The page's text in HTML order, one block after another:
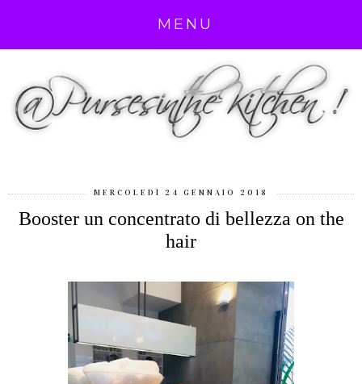
MENU
MERCOLEDÌ 24 GENNAIO 2018
Booster un concentrato di bellezza on the
hair